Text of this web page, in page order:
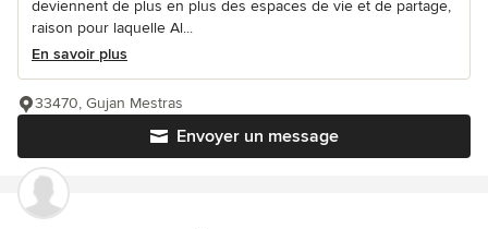
deviennent de plus en plus des espaces de vie et de partage,
raison pour laquelle Al...
En savoir plus
Envoyer un message
33470, Gujan Mestras